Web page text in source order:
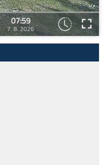
07:59
7. 8. 2026